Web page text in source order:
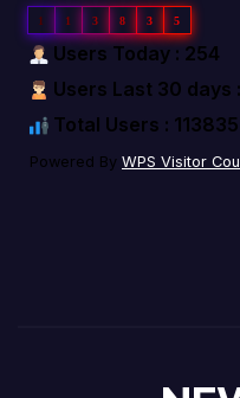
1 1 3 8 3 5
Users Today : 254
Users Last 30 days
Total Users : 113835
Powered By WPS Visitor